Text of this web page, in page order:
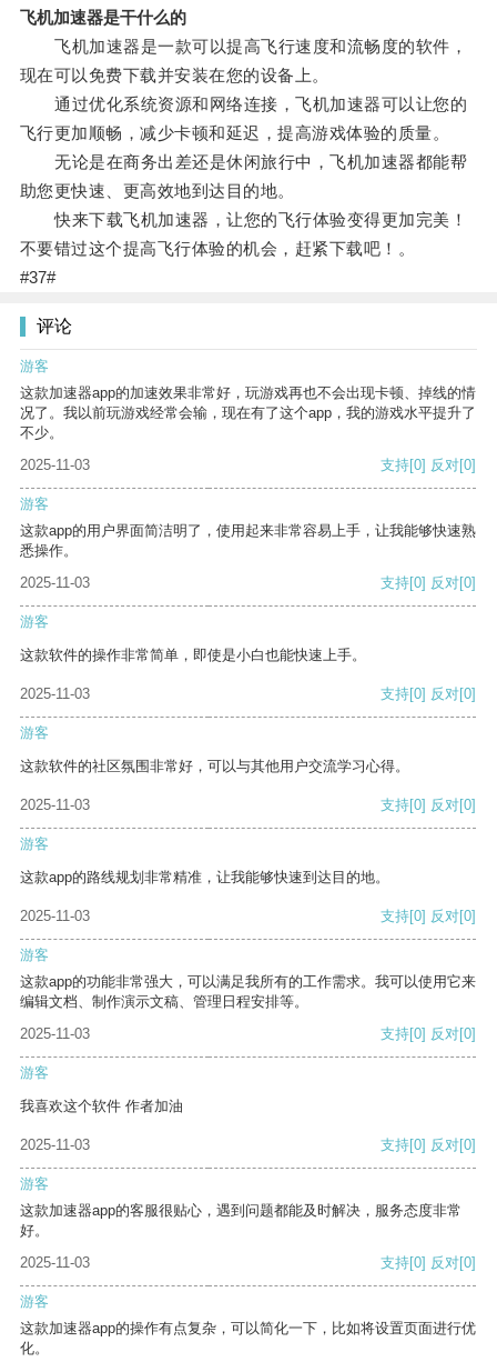
飞机加速器是干什么的
飞机加速器是一款可以提高飞行速度和流畅度的软件，
现在可以免费下载并安装在您的设备上。
通过优化系统资源和网络连接，飞机加速器可以让您的
飞行更加顺畅，减少卡顿和延迟，提高游戏体验的质量。
无论是在商务出差还是休闲旅行中，飞机加速器都能帮
助您更快速、更高效地到达目的地。
快来下载飞机加速器，让您的飞行体验变得更加完美！
不要错过这个提高飞行体验的机会，赶紧下载吧！。
#37#
评论
游客
这款加速器app的加速效果非常好，玩游戏再也不会出现卡顿、掉线的情
况了。我以前玩游戏经常会输，现在有了这个app，我的游戏水平提升了
不少。
2025-11-03
支持[0] 反对[0]
游客
这款app的用户界面简洁明了，使用起来非常容易上手，让我能够快速熟
悉操作。
2025-11-03
支持[0] 反对[0]
游客
这款软件的操作非常简单，即使是小白也能快速上手。
2025-11-03 支持[0] 反对[0]
游客
这款软件的社区氛围非常好，可以与其他用户交流学习心得。
2025-11-03 支持[0] 反对[0]
游客
这款app的路线规划非常精准，让我能够快速到达目的地。
2025-11-03 支持[0] 反对[0]
游客
这款app的功能非常强大，可以满足我所有的工作需求。我可以使用它来
编辑文档、制作演示文稿、管理日程安排等。
2025-11-03
支持[0] 反对[0]
游客
我喜欢这个软件 作者加油
2025-11-03 支持[0] 反对[0]
游客
这款加速器app的客服很贴心，遇到问题都能及时解决，服务态度非常
好。
2025-11-03
支持[0] 反对[0]
游客
这款加速器app的操作有点复杂，可以简化一下，比如将设置页面进行优
化。